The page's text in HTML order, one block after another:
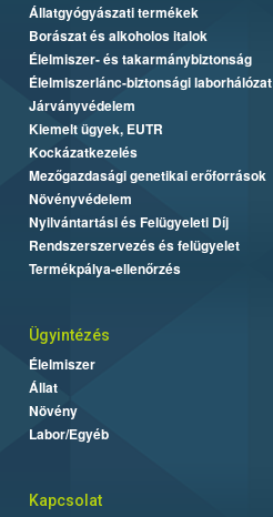
Állatgyógyászati termékek
Borászat és alkoholos italok
Élelmiszer- és takarmánybiztonság
Élelmiszerlánc-biztonsági laborhálózat
Járványvédelem
Kiemelt ügyek, EUTR
Kockázatkezelés
Mezőgazdasági genetikai erőforrások
Növényvédelem
Nyilvántartási és Felügyeleti Díj
Rendszerszervezés és felügyelet
Termékpálya-ellenőrzés
Ügyintézés
Élelmiszer
Állat
Növény
Labor/Egyéb
Kapcsolat